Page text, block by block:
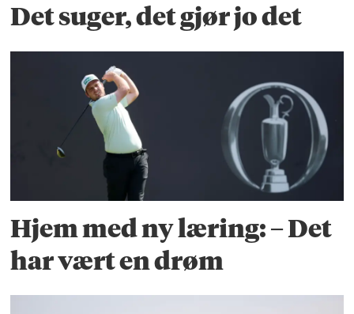
Det suger, det gjør jo det
Hjem med ny læring: – Det
har vært en drøm